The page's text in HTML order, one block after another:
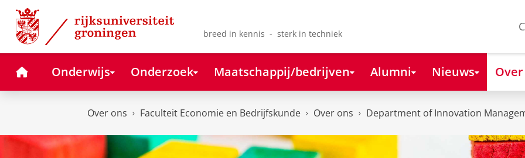
Skip
Content
Skip
Navigation
breed in kennis - sterk in techniek
HomeOnderwijs Onderzoek Maatschappij/bedrijven Alumni Nieuws
Over ons Faculteit Economie en Bedrijfskunde Over ons Department of Innovation